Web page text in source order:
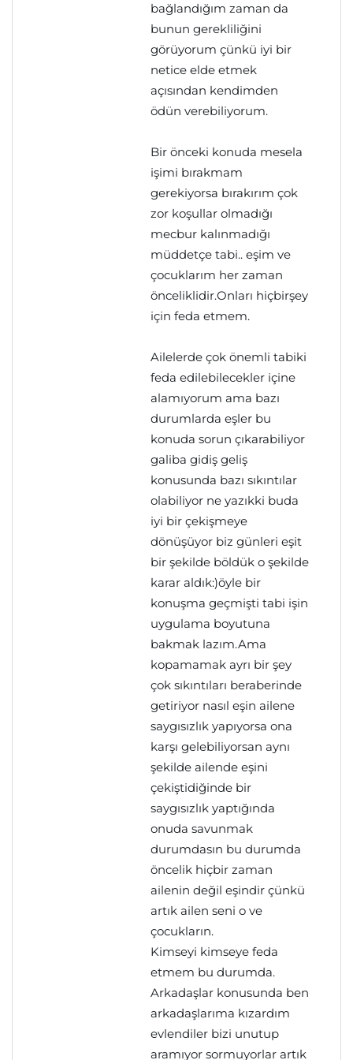
bağlandığım zaman da
bunun gerekliliğini
görüyorum çünkü iyi bir
netice elde etmek
açısından kendimden
ödün verebiliyorum.
Bir önceki konuda mesela
işimi bırakmam
gerekiyorsa bırakırım çok
zor koşullar olmadığı
mecbur kalınmadığı
müddetçe tabi.. eşim ve
çocuklarım her zaman
önceliklidir.Onları hiçbirşey
için feda etmem.
Ailelerde çok önemli tabiki
feda edilebilecekler içine
alamıyorum ama bazı
durumlarda eşler bu
konuda sorun çıkarabiliyor
galiba gidiş geliş
konusunda bazı sıkıntılar
olabiliyor ne yazıkki buda
iyi bir çekişmeye
dönüşüyor biz günleri eşit
bir şekilde böldük o şekilde
karar aldık:)öyle bir
konuşma geçmişti tabi işin
uygulama boyutuna
bakmak lazım.Ama
kopamamak ayrı bir şey
çok sıkıntıları beraberinde
getiriyor nasıl eşin ailene
saygısızlık yapıyorsa ona
karşı gelebiliyorsan aynı
şekilde ailende eşini
çekiştidiğinde bir
saygısızlık yaptığında
onuda savunmak
durumdasın bu durumda
öncelik hiçbir zaman
ailenin değil eşindir çünkü
artık ailen seni o ve
çocukların.
Kimseyi kimseye feda
etmem bu durumda.
Arkadaşlar konusunda ben
arkadaşlarıma kızardım
evlendiler bizi unutup
aramıyor sormuyorlar artık